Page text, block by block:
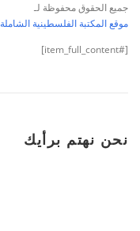
جميع الحقوق محفوظة لـ
موقع المكتبة الفلسطينية الشاملة
[#item_full_content]
نحن نهتم برأيك